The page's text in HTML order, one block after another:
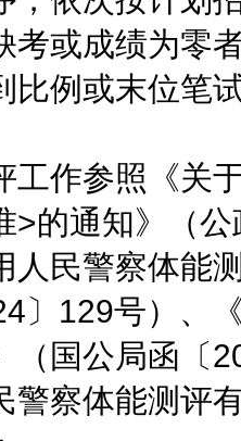
考或成绩为零
比例或末位笔
作参照《关于
>的通知》（
人民警察体能
〕129号）、
（国公局函〔
警察体能测评